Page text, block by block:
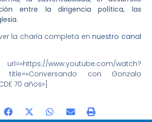
entre la dirigencia política, las
.
la charla completa en nuestro canal
www.youtube.com/watch?
title=»Conversando con Gonzalo
70 años»]